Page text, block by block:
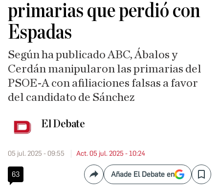
primarias que perdió con
Espadas
Según ha publicado ABC, Ábalos y
Cerdán manipularon las primarias del
PSOE-A con afiliaciones falsas a favor
del candidato de Sánchez
El Debate
05 jul. 2025 - 09:55 Act. 05 jul. 2025 - 10:24
63 CompartirAñade El Debate en Save